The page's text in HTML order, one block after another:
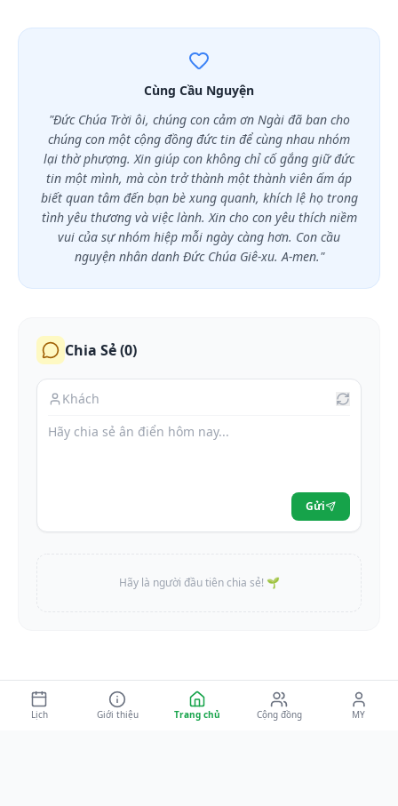
Cùng Cầu Nguyện
"Đức Chúa Trời ôi, chúng con cảm ơn Ngài đã ban cho
chúng con một cộng đồng đức tin để cùng nhau nhóm
lại thờ phượng. Xin giúp con không chỉ cố gắng giữ đức
tin một mình, mà còn trở thành một thành viên ấm áp
biết quan tâm đến bạn bè xung quanh, khích lệ họ trong
tình yêu thương và việc lành. Xin cho con yêu thích niềm
vui của sự nhóm hiệp mỗi ngày càng hơn. Con cầu
nguyện nhân danh Đức Chúa Giê-xu. A-men."
Chia Sẻ (0)
Gửi
Hãy là người đầu tiên chia sẻ! 🌱
Lịch Giới thiệu Trang chủ Cộng đồng MY